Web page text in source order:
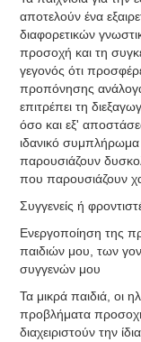
αποτελούν ένα
διαφορετικών
προσοχή και τη
γεγονός ότι
προπόνησης
επιτρέπει τη
όσο και εξ'
ιδανικό
παρουσιάζουν
που παρουσιάζουν
Συγγενείς ή
Ενεργοποίηση της
παιδιών μου, των
συγγενών μου
Τα μικρά παιδιά, οι
προβλήματα
διαχειριστούν την